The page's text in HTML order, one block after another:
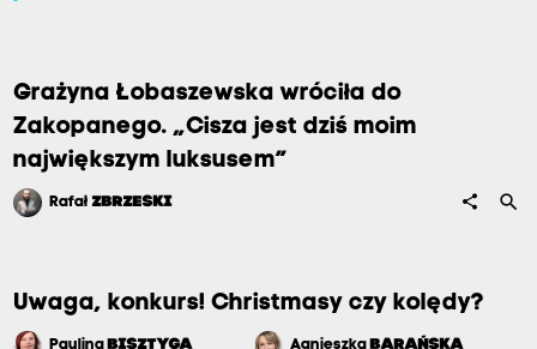
Grażyna Łobaszewska wróciła do
Zakopanego. „Cisza jest dziś moim
największym luksusem”
RafałZBRZESKI share search
Uwaga, konkurs! Christmasy czy kolędy?
Paulina BISZTYGA Agnieszka BARAŃSKA